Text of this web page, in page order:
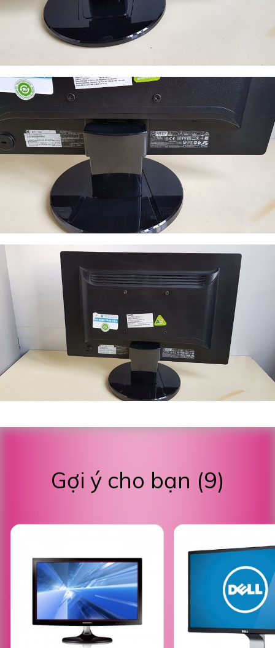
Gợi ý cho bạn (9)